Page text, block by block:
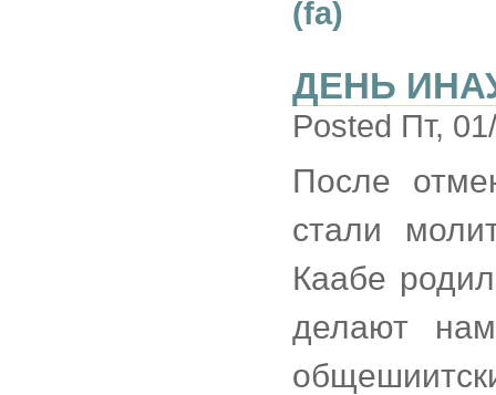
(fa)
ДЕНЬ
Posted Пт,
После
стали
Каабе
делают